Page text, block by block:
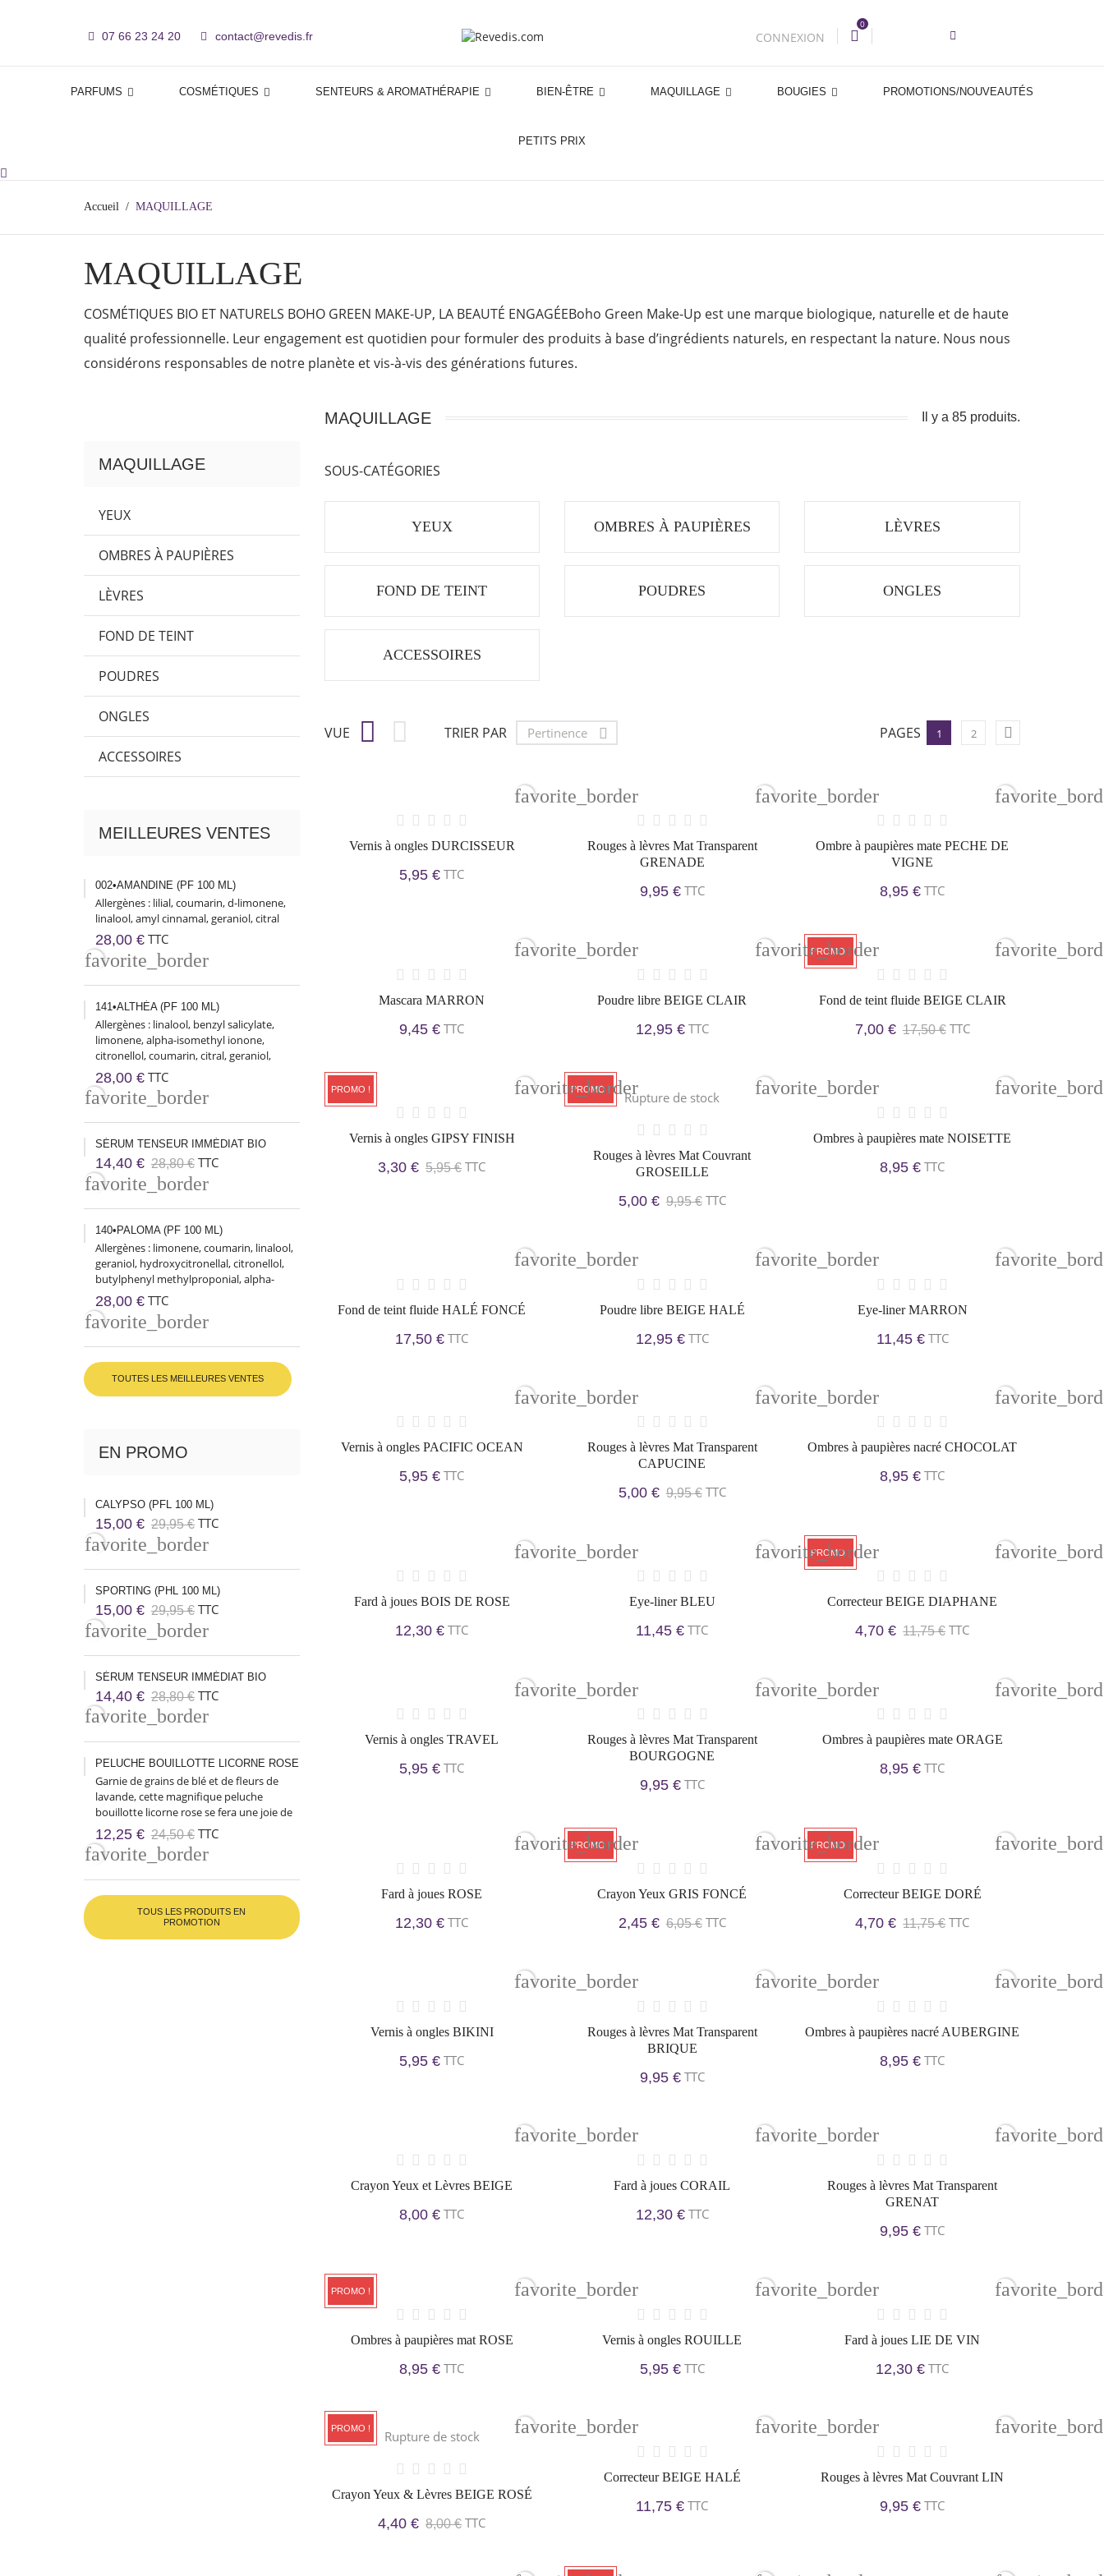
07 66 23 24 20  contact@revedis.fr CONNEXION
0
PARFUMS COSMÉTIQUES SENTEURS & AROMATHÉRAPIE BIEN-ÊTRE MAQUILLAGE BOUGIES PROMOTIONS/NOUVEAUTÉS
PETITS PRIX
Accueil MAQUILLAGE
MAQUILLAGE
COSMÉTIQUES BIO ET NATURELS BOHO GREEN MAKE-UP, LA BEAUTÉ ENGAGÉEBoho Green Make-Up est une marque biologique, naturelle et de haute
qualité professionnelle. Leur engagement est quotidien pour formuler des produits à base d’ingrédients naturels, en respectant la nature. Nous nous
considérons responsables de notre planète et vis-à-vis des générations futures.
MAQUILLAGE
YEUX
OMBRES À PAUPIÈRES
LÈVRES
FOND DE TEINT
POUDRES
ONGLES
ACCESSOIRES
MEILLEURES VENTES
002•AMANDINE (PF 100 ML)
Allergènes : lilial, coumarin, d-limonene,
linalool, amyl cinnamal, geraniol, citral
28,00 € TTC
favorite_border
141•ALTHÉA (PF 100 ML)
Allergènes : linalool, benzyl salicylate,
limonene, alpha-isomethyl ionone,
citronellol, coumarin, citral, geraniol,
benzyl benzoate
28,00 € TTC
favorite_border
SÉRUM TENSEUR IMMÉDIAT BIO
14,40 € 28,80 € TTC
favorite_border
140•PALOMA (PF 100 ML)
Allergènes : limonene, coumarin, linalool,
geraniol, hydroxycitronellal, citronellol,
butylphenyl methylproponial, alpha-
isomethyl ionone, citral
28,00 € TTC
favorite_border
TOUTES LES MEILLEURES VENTES
EN PROMO
CALYPSO (PFL 100 ML)
15,00 € 29,95 € TTC
favorite_border
SPORTING (PHL 100 ML)
15,00 € 29,95 € TTC
favorite_border
SÉRUM TENSEUR IMMÉDIAT BIO
14,40 € 28,80 € TTC
favorite_border
PELUCHE BOUILLOTTE LICORNE ROSE
Garnie de grains de blé et de fleurs de
lavande, cette magnifique peluche
bouillotte licorne rose se fera une joie de
vous réchauffer !
12,25 € 24,50 € TTC
favorite_border
TOUS LES PRODUITS EN
PROMOTION
MAQUILLAGE Il y a 85 produits.
SOUS-CATÉGORIES
YEUX OMBRES À PAUPIÈRES LÈVRES
FOND DE TEINT POUDRES ONGLES
ACCESSOIRES
VUE   TRIER PAR Pertinence  PAGES 1 2 
Vernis à ongles DURCISSEUR
5,95 € TTC
favorite_border
Rouges à lèvres Mat Transparent
GRENADE
9,95 €TTC
favorite_border
Ombre à paupières mate PECHE DE
VIGNE
8,95 € TTC
Mascara MARRON
9,45 € TTC
favorite_border
Poudre libre BEIGE CLAIR
12,95 €TTC
favorite_border
PROMO !
Fond de teint fluide BEIGE CLAIR
7,00 € 17,50 €TTC
PROMO !
Vernis à ongles GIPSY FINISH
3,30 € 5,95 € TTC
favorite_border
PROMO ! Rupture de stock
Rouges à lèvres Mat Couvrant
GROSEILLE
5,00 € 9,95 €TTC
favorite_border
Ombres à paupières mate NOISETTE
8,95 € TTC
Fond de teint fluide HALÉ FONCÉ
17,50 € TTC
favorite_border
Poudre libre BEIGE HALÉ
12,95 €TTC
favorite_border
Eye-liner MARRON
11,45 €TTC
Vernis à ongles PACIFIC OCEAN
5,95 € TTC
favorite_border
Rouges à lèvres Mat Transparent
CAPUCINE
5,00 € 9,95 €TTC
favorite_border
Ombres à paupières nacré CHOCOLAT
8,95 € TTC
Fard à joues BOIS DE ROSE
12,30 € TTC
favorite_border
Eye-liner BLEU
11,45 € TTC
favorite_border
PROMO !
Correcteur BEIGE DIAPHANE
4,70 € 11,75 € TTC
Vernis à ongles TRAVEL
5,95 € TTC
favorite_border
Rouges à lèvres Mat Transparent
BOURGOGNE
9,95 €TTC
favorite_border
Ombres à paupières mate ORAGE
8,95 € TTC
Fard à joues ROSE
12,30 € TTC
favorite_border
PROMO !
Crayon Yeux GRIS FONCÉ
2,45 € 6,05 €TTC
favorite_border
PROMO !
Correcteur BEIGE DORÉ
4,70 € 11,75 € TTC
Vernis à ongles BIKINI
5,95 € TTC
favorite_border
Rouges à lèvres Mat Transparent
BRIQUE
9,95 €TTC
favorite_border
Ombres à paupières nacré AUBERGINE
8,95 € TTC
Crayon Yeux et Lèvres BEIGE
8,00 € TTC
favorite_border
Fard à joues CORAIL
12,30 €TTC
favorite_border
Rouges à lèvres Mat Transparent
GRENAT
9,95 € TTC
PROMO !
Ombres à paupières mat ROSE
8,95 € TTC
favorite_border
Vernis à ongles ROUILLE
5,95 €TTC
favorite_border
Fard à joues LIE DE VIN
12,30 € TTC
PROMO ! Rupture de stock
Crayon Yeux & Lèvres BEIGE ROSÉ
4,40 € 8,00 € TTC
favorite_border
Correcteur BEIGE HALÉ
11,75 € TTC
favorite_border
Rouges à lèvres Mat Couvrant LIN
9,95 € TTC